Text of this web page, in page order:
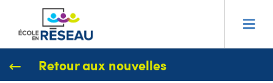
Retour aux nouvelles